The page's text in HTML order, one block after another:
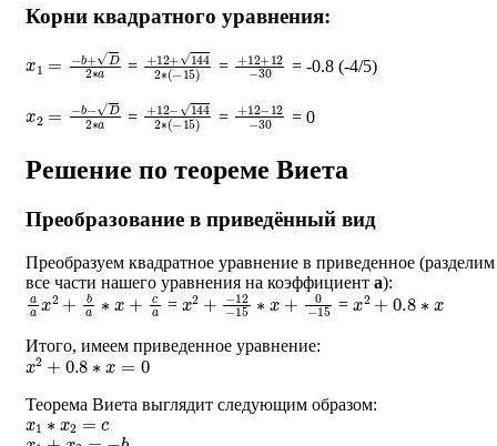
Корни квадратного уравнения:
+ D2∗ = + 12+144 ( −15)
= + 12+12 30
= -0.8 (-4/5)
b−D2∗ = +12−144 ∗(−15)
= +12−12 30
= 0
Решение по теореме Виета
Преобразование в приведённый вид
Преобразуем квадратное уравнение в приведенное (разделим
все части нашего уравнения на коэффициент a):
aax2+ba∗x+ca = x2+
−12−15∗x+0−15 =x2+0.8 ∗
Итого, имеем приведенное уравнение:
x2+0.8 ∗x=0
Теорема Виета выглядит следующим образом:
x1∗x2= c
x1 + x2 =− b